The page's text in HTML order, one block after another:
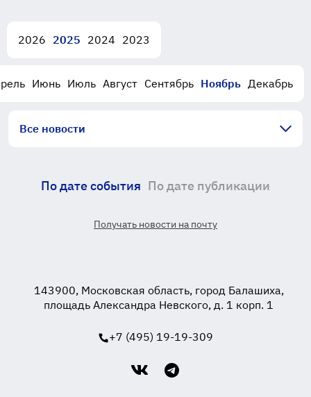
2026 2025 2024 2023
Июнь Июль Август Сентябрь Ноябрь Декабрь
Все новости
По дате события По дате публикации
Получать новости на почту
143900, Московская область, город Балашиха,
площадь Александра Невского, д. 1 корп. 1
+7 (495) 19-19-309